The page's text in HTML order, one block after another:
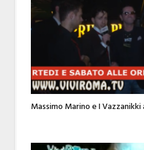
Massimo Marino e I